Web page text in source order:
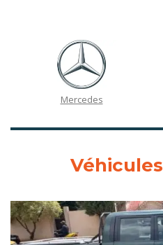
Mercedes
Véhicules
SPECIAL